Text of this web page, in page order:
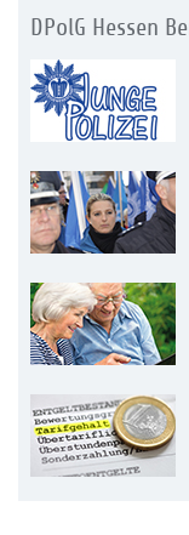
DPolG Hessen